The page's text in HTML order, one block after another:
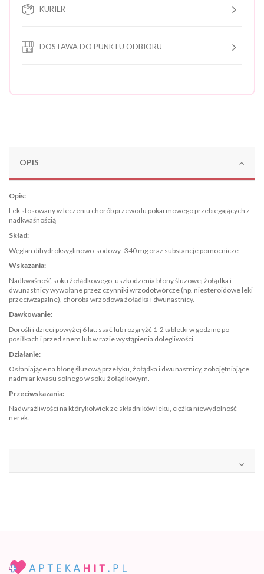
KURIER
DOSTAWA DO PUNKTU ODBIORU
OPIS
Opis:
Lek stosowany w leczeniu chorób przewodu pokarmowego przebiegających z
nadkwaśnością
Skład:
Węglan dihydroksyglinowo-sodowy -340 mg oraz substancje pomocnicze
Wskazania:
Nadkwaśność soku żołądkowego, uszkodzenia błony śluzowej żołądka i
dwunastnicy wywołane przez czynniki wrzodotwórcze (np. niesteroidowe leki
przeciwzapalne), choroba wrzodowa żołądka i dwunastnicy.
Dawkowanie:
Dorośli i dzieci powyżej 6 lat: ssać lub rozgryźć 1-2 tabletki w godzinę po
posiłkach i przed snem lub w razie wystąpienia dolegliwości.
Działanie:
Osłaniające na błonę śluzową przełyku, żołądka i dwunastnicy, zobojętniające
nadmiar kwasu solnego w soku żołądkowym.
Przeciwskazania:
Nadwrażliwości na którykolwiek ze składników leku, ciężka niewydolność
nerek.